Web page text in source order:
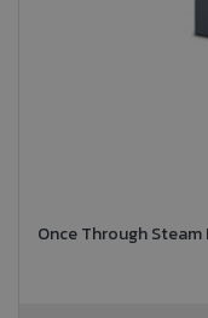
Once Through Steam